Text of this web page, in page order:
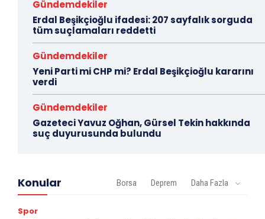
Gündemdekiler
Erdal Beşikçioğlu ifadesi: 207 sayfalık sorguda
tüm suçlamaları reddetti
Gündemdekiler
Yeni Parti mi CHP mi? Erdal Beşikçioğlu kararını
verdi
Gündemdekiler
Gazeteci Yavuz Oğhan, Gürsel Tekin hakkında
suç duyurusunda bulundu
Konular Borsa Deprem Daha Fazla
Spor